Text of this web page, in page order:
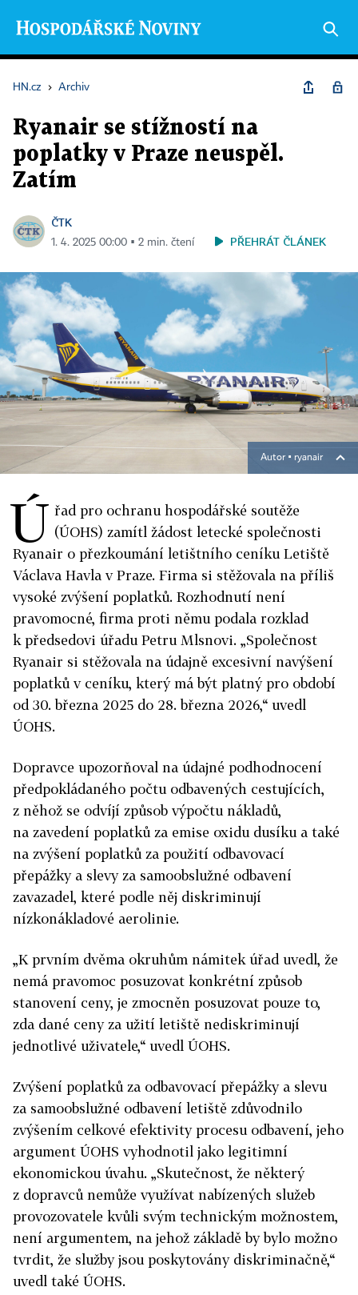
HN.cz › Archiv
Ryanair se stížností na
poplatky v Praze neuspěl.
Zatím
ČTK
1. 4. 2025 00:00 ▪ 2 min. čtení PŘEHRÁT ČLÁNEK
Autor ▪ ryanair
Ú řad pro ochranu hospodářské soutěže
(ÚOHS) zamítl žádost letecké společnosti
Ryanair o přezkoumání letištního ceníku Letiště
Václava Havla v Praze. Firma si stěžovala na příliš
vysoké zvýšení poplatků. Rozhodnutí není
pravomocné, firma proti němu podala rozklad
k předsedovi úřadu Petru Mlsnovi. „Společnost
Ryanair si stěžovala na údajně excesivní navýšení
poplatků v ceníku, který má být platný pro období
od 30. března 2025 do 28. března 2026,“ uvedl
ÚOHS.
Dopravce upozorňoval na údajné podhodnocení
předpokládaného počtu odbavených cestujících,
z něhož se odvíjí způsob výpočtu nákladů,
na zavedení poplatků za emise oxidu dusíku a také
na zvýšení poplatků za použití odbavovací
přepážky a slevy za samoobslužné odbavení
zavazadel, které podle něj diskriminují
nízkonákladové aerolinie.
„K prvním dvěma okruhům námitek úřad uvedl, že
nemá pravomoc posuzovat konkrétní způsob
stanovení ceny, je zmocněn posuzovat pouze to,
zda dané ceny za užití letiště nediskriminují
jednotlivé uživatele,“ uvedl ÚOHS.
Zvýšení poplatků za odbavovací přepážky a slevu
za samoobslužné odbavení letiště zdůvodnilo
zvýšením celkové efektivity procesu odbavení, jeho
argument ÚOHS vyhodnotil jako legitimní
ekonomickou úvahu. „Skutečnost, že některý
z dopravců nemůže využívat nabízených služeb
provozovatele kvůli svým technickým možnostem,
není argumentem, na jehož základě by bylo možno
tvrdit, že služby jsou poskytovány diskriminačně,“
uvedl také ÚOHS.